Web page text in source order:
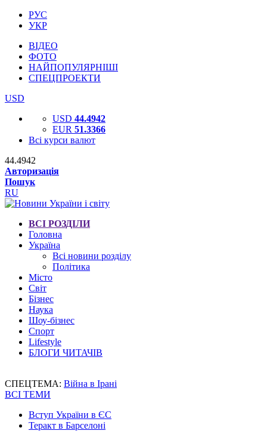
РУС
УКР
ВІДЕО
ФОТО
НАЙПОПУЛЯРНІШІ
СПЕЦПРОЕКТИ
USD
USD 44.4942
EUR 51.3366
Всі курси валют
44.4942
Авторизація
Пошук
RU
ВСІ РОЗДІЛИ
Головна
Україна
Всі новини розділу
Політика
Місто
Світ
Бізнес
Наука
Шоу-бізнес
Спорт
Lifestyle
БЛОГИ ЧИТАЧІВ
СПЕЦТЕМА: Війна в Ірані
ВСІ ТЕМИ
Вступ України в ЄС
Теракт в Барселоні